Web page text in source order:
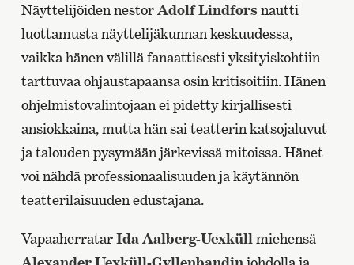
Näyttelijöiden nestorAdolf Lindfors nautti
luottamusta näyttelijäkunnan keskuudessa,
vaikka hänen välillä fanaattisesti yksityiskohtiin
tarttuvaa ohjaustapaansa osin kritisoitiin. Hänen
ohjelmistovalintojaan ei pidetty kirjallisesti
ansiokkaina, mutta hän sai teatterin katsojaluvut
ja talouden pysymään järkevissä mitoissa. Hänet
voi nähdä professionaalisuuden ja käytännön
teatterilaisuuden edustajana.
VapaaherratarIda Aalberg-Uexküll miehensä